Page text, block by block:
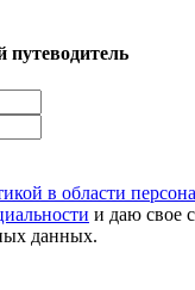
в области
и даю свое
данных.